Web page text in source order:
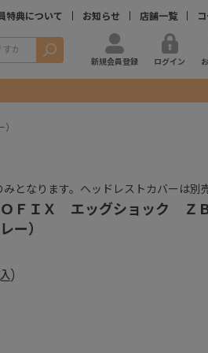
特典について お知らせ 店舗一覧
検索
新規会員登録 ログイン
となります。ヘッドレストカバーは別
ＦＩＸ エッグショック Ｚ
ー）